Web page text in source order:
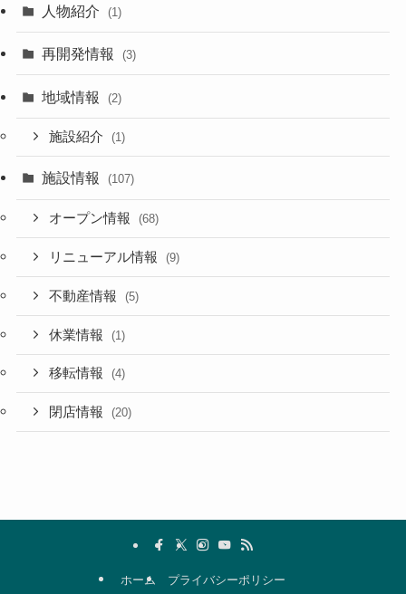
人物紹介 (1)
再開発情報 (3)
地域情報 (2)
施設紹介 (1)
施設情報 (107)
オープン情報 (68)
リニューアル情報 (9)
不動産情報 (5)
休業情報 (1)
移転情報 (4)
閉店情報 (20)
ホーム プライバシーポリシー